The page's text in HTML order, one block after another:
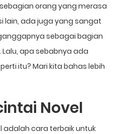
orang yang merasa
lain, ada juga yang sangat
sebagai bagian
apa sebabnya ada
itu? Mari kita bahas lebih
Novel
adalah cara terbaik untuk